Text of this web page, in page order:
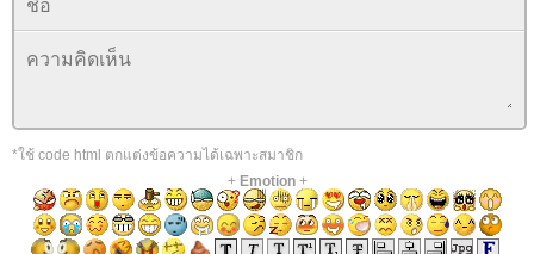
*ใช้ code html ตกแต่งข้อความได้เฉพาะสมาชิก
+ Emotion+